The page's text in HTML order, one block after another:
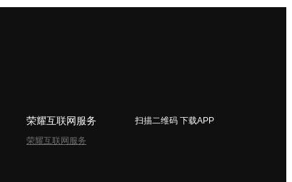
荣耀互联网服务
荣耀互联网服务
扫描二维码 下载APP